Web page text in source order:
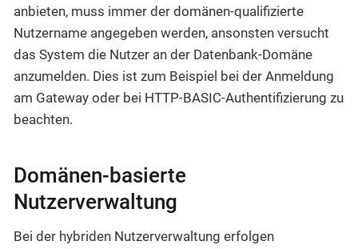
anbieten, muss immer der domänen-qualifizierte
Nutzername angegeben werden, ansonsten versucht
das System die Nutzer an der Datenbank-Domäne
anzumelden. Dies ist zum Beispiel bei der Anmeldung
am Gateway oder bei HTTP-BASIC-Authentifizierung zu
beachten.
Domänen-basierte
Nutzerverwaltung
Bei der hybriden Nutzerverwaltung erfolgen